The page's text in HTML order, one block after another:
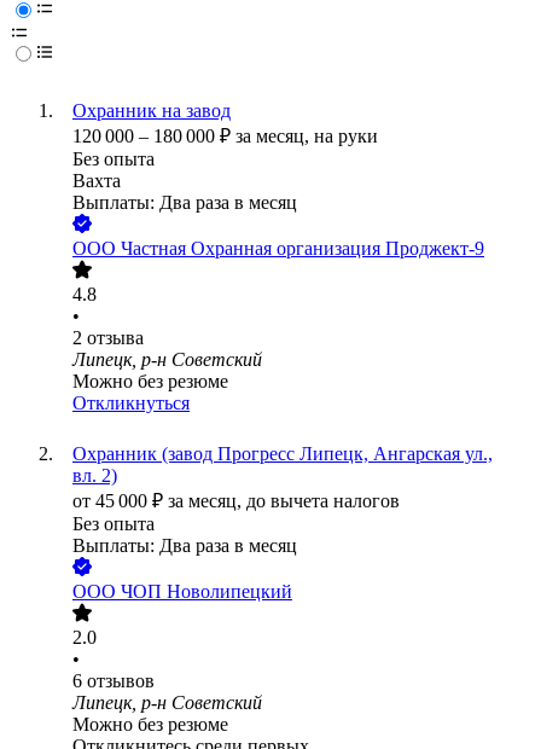
Охранник на завод
120 000 – 180 000 ₽ за месяц, на руки
Без опыта
Вахта
Выплаты: Два раза в месяц
ООО Частная Охранная организация Проджект-9
4.8
•
2 отзыва
Липецк, р-н Советский
Можно без резюме
Откликнуться
Охранник (завод Прогресс Липецк, Ангарская ул.,
вл. 2)
от 45 000 ₽ за месяц, до вычета налогов
Без опыта
Выплаты: Два раза в месяц
ООО ЧОП Новолипецкий
2.0
•
6 отзывов
Липецк, р-н Советский
Можно без резюме